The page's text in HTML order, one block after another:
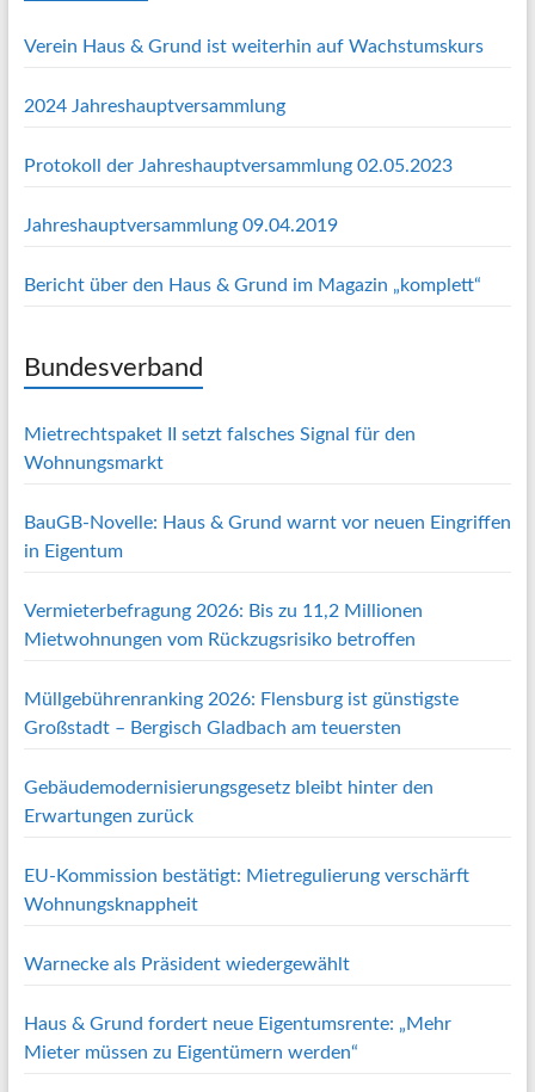
Verein Haus & Grund ist weiterhin auf Wachstumskurs
2024 Jahreshauptversammlung
Protokoll der Jahreshauptversammlung 02.05.2023
Jahreshauptversammlung 09.04.2019
Bericht über den Haus & Grund im Magazin „komplett“
Bundesverband
Mietrechtspaket II setzt falsches Signal für den
Wohnungsmarkt
BauGB-Novelle: Haus & Grund warnt vor neuen Eingriffen
in Eigentum
Vermieterbefragung 2026: Bis zu 11,2 Millionen
Mietwohnungen vom Rückzugsrisiko betroffen
Müllgebührenranking 2026: Flensburg ist günstigste
Großstadt – Bergisch Gladbach am teuersten
Gebäudemodernisierungsgesetz bleibt hinter den
Erwartungen zurück
EU-Kommission bestätigt: Mietregulierung verschärft
Wohnungsknappheit
Warnecke als Präsident wiedergewählt
Haus & Grund fordert neue Eigentumsrente: „Mehr
Mieter müssen zu Eigentümern werden“